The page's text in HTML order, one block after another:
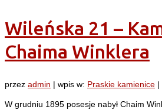
Wileńska 21 –
Chaima Winklera
przez admin | wpis w: Praskie kamienice |
W grudniu 1895 posesje nabył Chaim